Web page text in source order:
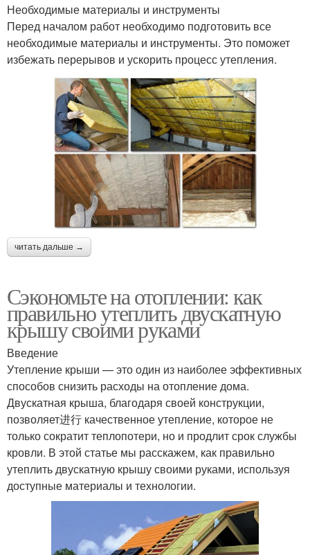
Необходимые материалы и инструменты
Перед началом работ необходимо подготовить все
необходимые материалы и инструменты. Это поможет
избежать перерывов и ускорить процесс утепления.
читать дальше →
Сэкономьте на отоплении: как
правильно утеплить двускатную
крышу своими руками
Введение
Утепление крыши — это один из наиболее эффективных
способов снизить расходы на отопление дома.
Двускатная крыша, благодаря своей конструкции,
позволяет进行 качественное утепление, которое не
только сократит теплопотери, но и продлит срок службы
кровли. В этой статье мы расскажем, как правильно
утеплить двускатную крышу своими руками, используя
доступные материалы и технологии.